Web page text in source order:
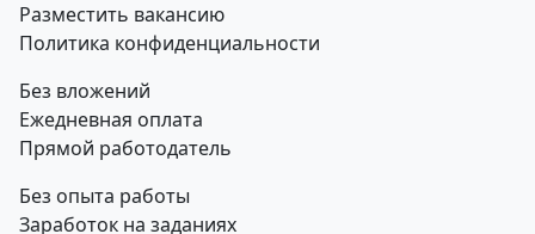
Разместить вакансию
Политика конфиденциальности
Без вложений
Ежедневная оплата
Прямой работодатель
Без опыта работы
Заработок на заданиях